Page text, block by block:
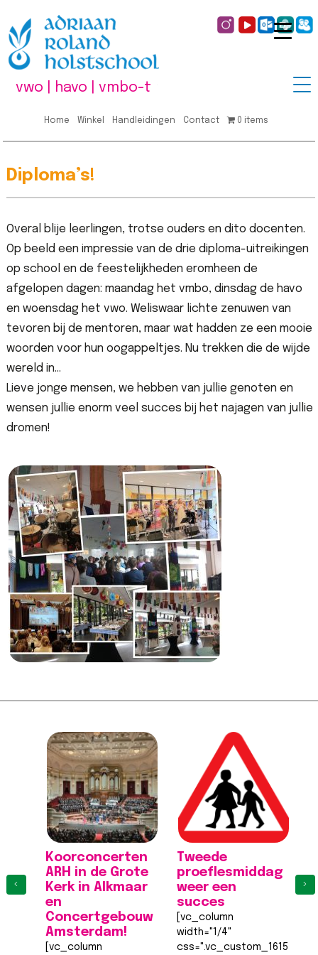
vwo | havo | vmbo-t
Home Winkel Handleidingen Contact 0 items
Diploma’s!
Overal blije leerlingen, trotse ouders en dito docenten.
Op beeld een impressie van de drie diploma-uitreikingen
op school en de feestelijkheden eromheen de
afgelopen dagen: maandag het vmbo, dinsdag de havo
en woensdag het vwo. Weliswaar lichte zenuwen van
tevoren bij de mentoren, maar wat hadden ze een mooie
woorden voor hun oogappeltjes. Nu trekken die de wijde
wereld in…
Lieve jonge mensen, we hebben van jullie genoten en
wensen jullie enorm veel succes bij het najagen van jullie
dromen!
Koorconcerten
ARH in de Grote
Kerk in Alkmaar
en
Concertgebouw
Amsterdam!
[vc_column
Tweede
proeflesmiddag
weer een
succes
[vc_column
width="1/4"
‹ ›